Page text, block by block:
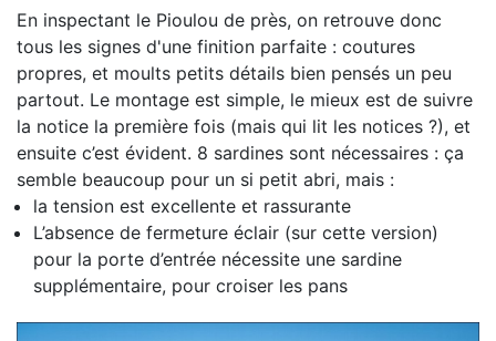
En inspectant le Pioulou de près, on retrouve donc
tous les signes d'une finition parfaite : coutures
propres, et moults petits détails bien pensés un peu
partout. Le montage est simple, le mieux est de suivre
la notice la première fois (mais qui lit les notices ?), et
ensuite c’est évident. 8 sardines sont nécessaires : ça
semble beaucoup pour un si petit abri, mais :
la tension est excellente et rassurante
L’absence de fermeture éclair (sur cette version)
pour la porte d’entrée nécessite une sardine
supplémentaire, pour croiser les pans